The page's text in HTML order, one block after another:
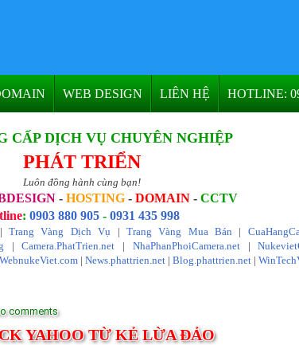
WEB DESIGN LIÊN HỆ HOTLINE:
CẤP DỊCH VỤ CHUYÊN NGHIỆP
PHÁT TRIỂN
Luôn đồng hành cùng bạn!
- HOSTING - DOMAIN - CCTV
:0903 880 905 -0931 435 998
Trang Vàng Dịch Vụ | Trang Vàng Mua Bán |
|Camera.PhatTrien.net | NhaPhanPhoiCamera.net|
WebnukeViet.com |News.phattrien.net |Blog.phattrien.net |
comments
YAHOO TỪ KẺ LỪA ĐẢO